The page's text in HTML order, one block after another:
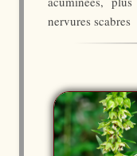
nervures scabres